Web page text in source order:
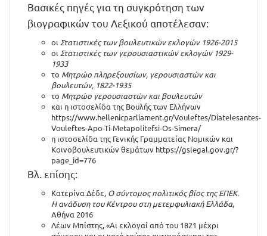
Βασικές πηγές για τη συγκρότηση των
βιογραφικών του Λεξικού αποτέλεσαν:
οι Στατιστικές των βουλευτικών εκλογών 1926-2015
οι Στατιστικές των γερουσιαστικών εκλογών 1929-
1933
το Μητρώο πληρεξουσίων, γερουσιαστών και
βουλευτών, 1822-1935
το Μητρώο γερουσιαστών και βουλευτών
και η ιστοσελίδα της Βουλής των Ελλήνων
https://www.hellenicparliament.gr/Vouleftes/Diatelesantes-
Vouleftes-Apo-Ti-Metapolitefsi-Os-Simera/
η ιστοσελίδα της Γενικής Γραμματείας Νομικών και
Κοινοβουλευτικών θεμάτων https://gslegal.gov.gr/?
page_id=776
Βλ. επίσης:
Κατερίνα Δέδε, Ο σύντομος πολιτικός βίος της ΕΠΕΚ.
Η ανάδυση του Κέντρου στη μετεμφυλιακή Ελλάδα,
Αθήνα 2016
Λέων Μπίστης, «Αι εκλογαί από του 1821 μέχρι